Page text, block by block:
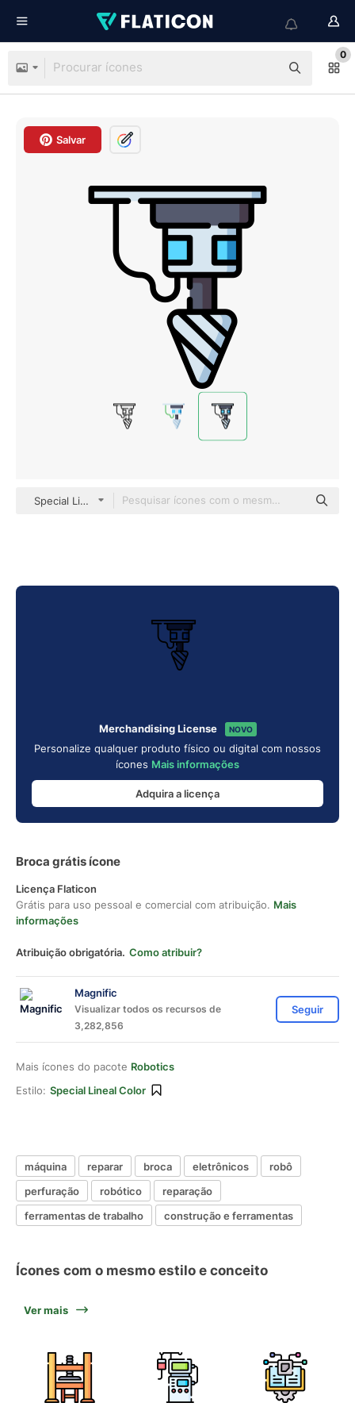
0
Salvar
Special Lineal color
Merchandising License NOVO
Personalize qualquer produto físico ou digital com nossos
ícones Mais informações
Adquira a licença
Broca grátis ícone
Licença Flaticon
Grátis para uso pessoal e comercial com atribuição. Mais
informações
Atribuição obrigatória. Como atribuir?
Magnific
Visualizar todos os recursos de
3,282,856
Seguir
Mais ícones do pacote Robotics
Estilo: Special Lineal Color
máquina reparar broca eletrônicos
robô
perfuração
robótico
reparação
ferramentas de trabalho
construção e ferramentas
Ícones com o mesmo estilo e conceito
Ver mais